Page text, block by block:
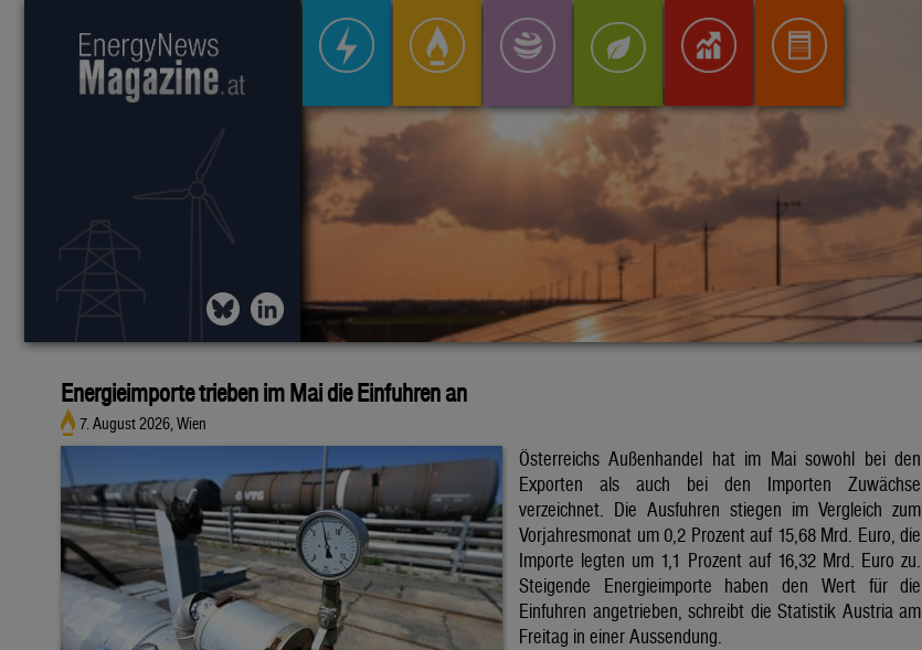
Energieimporte trieben im Mai die Einfuhren an
7. August 2026, Wien
Österreichs Außenhandel hat im Mai sowohl bei den
Exporten als auch bei den Importen Zuwächse
verzeichnet. Die Ausfuhren stiegen im Vergleich zum
Vorjahresmonat um 0,2 Prozent auf 15,68 Mrd. Euro, die
Importe legten um 1,1 Prozent auf 16,32 Mrd. Euro zu.
Steigende Energieimporte haben den Wert für die
Einfuhren angetrieben, schreibt die Statistik Austria am
Freitag in einer Aussendung.